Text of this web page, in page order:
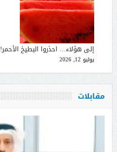
إلى هؤلاء… احذروا البطيخ الأحمر!
يوليو 12, 2026
مقابلات